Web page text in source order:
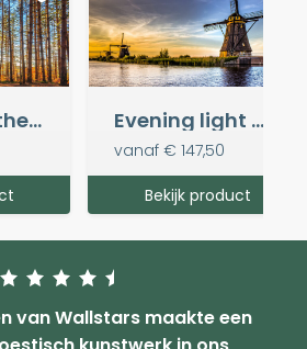
The King of the Forest Evening light @ Kinderdijk
vanaf € 147,50
Bekijk product
van Wallstars maakte een